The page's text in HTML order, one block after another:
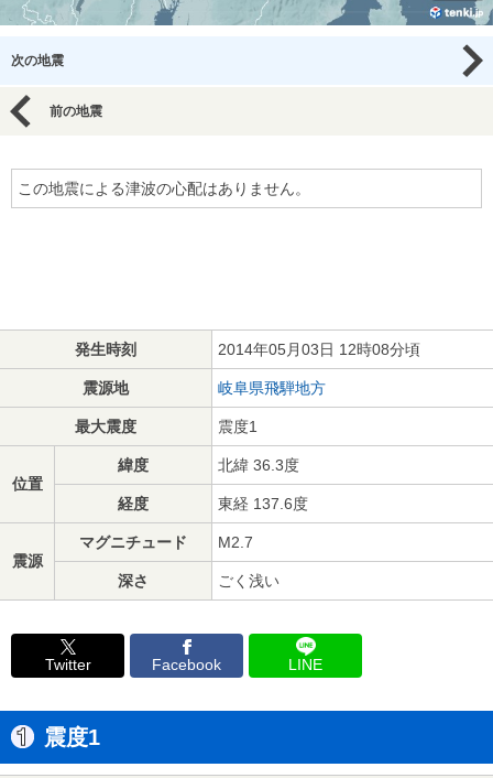
次の地震
前の地震
この地震による津波の心配はありません。
発生時刻 2014年05月03日 12時08分頃
震源地 岐阜県飛騨地方
最大震度 震度1
位置
緯度 北緯 36.3度
経度 東経 137.6度
震源
マグニチュード M2.7
深さ ごく浅い
Twitter Facebook LINE
震度1